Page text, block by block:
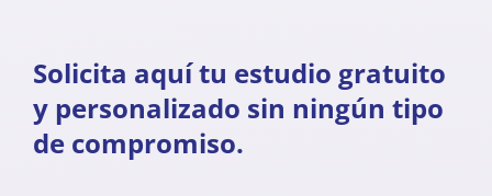
Solicita aquí tu estudio gratuito
y personalizado sin ningún tipo
de compromiso.